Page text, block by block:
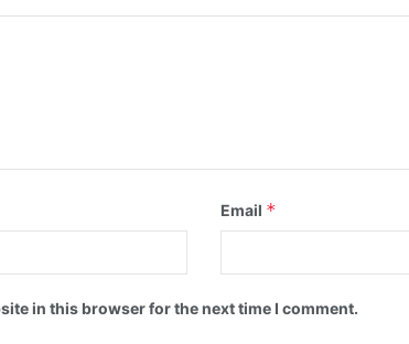
Email *
in this browser for the next time I comment.